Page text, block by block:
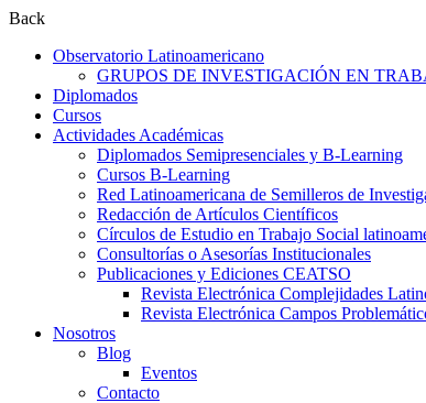
Back
Observatorio Latinoamericano
GRUPOS DE INVESTIGACIÓN EN
Diplomados
Cursos
Actividades Académicas
Diplomados Semipresenciales y B-Learning
Cursos B-Learning
Red Latinoamericana de Semilleros de
Redacción de Artículos Científicos
Círculos de Estudio en Trabajo Social
Consultorías o Asesorías Institucionales
Publicaciones y Ediciones CEATSO
Revista Electrónica Complejidades
Revista Electrónica Campos
Nosotros
Blog
Eventos
Contacto